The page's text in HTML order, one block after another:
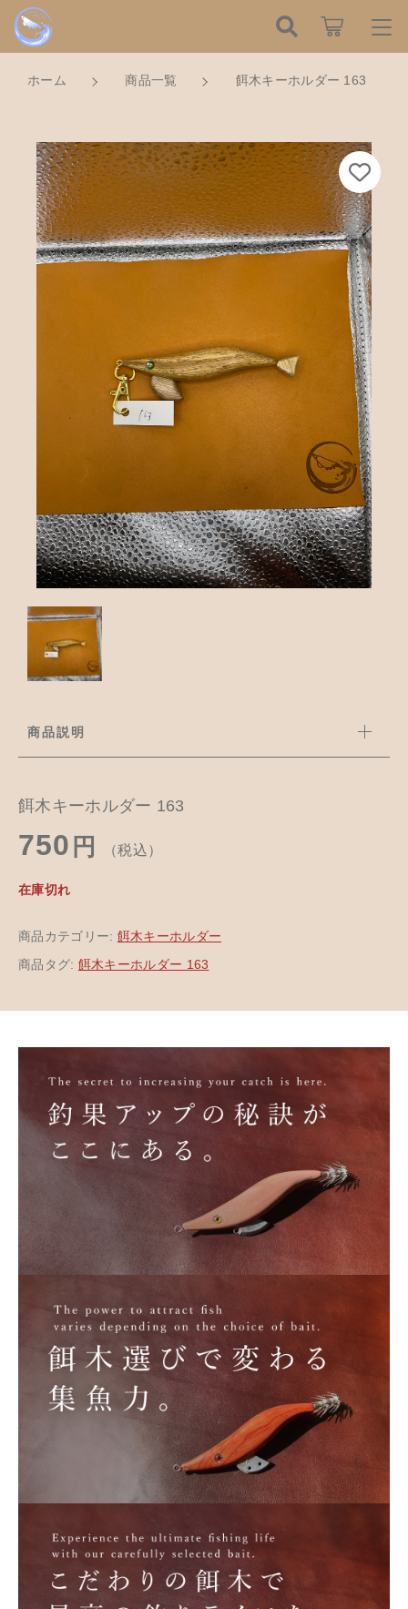
ホーム 商品一覧 餌木キーホルダー 163
商品説明
餌木キーホルダー 163
750 円 （税込）
在庫切れ
商品カテゴリー: 餌木キーホルダー
商品タグ: 餌木キーホルダー 163
カートに商品を追加しました
餌木キーホルダー 163
数量
750円（税込）
カートを確認する
ログイン / 会員登録
お気に入り
新着商品から探す
ショッピングガイド
お問い合わせ
ハンドメイドの餌木（エギ）
餌木キーホルダー
革製品
アクセサリー
樹脂粘土
カトラリー
こだわり検索
子カテゴリ
価格帯
在庫あり セール